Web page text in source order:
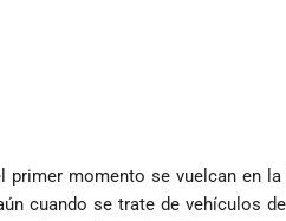
primer momento se vuelcan en la
cuando se trate de vehículos